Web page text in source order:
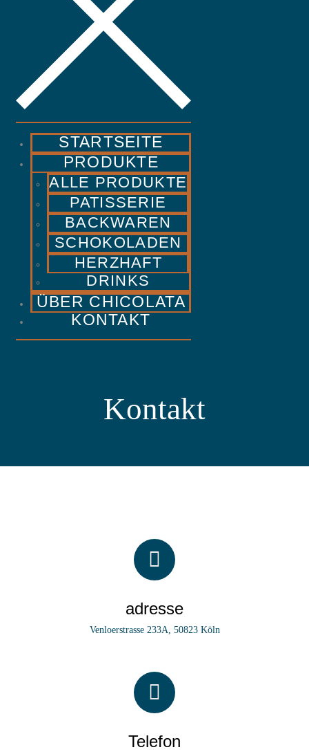
STARTSEITE
PRODUKTE
ALLE PRODUKTE
PATISSERIE
BACKWAREN
SCHOKOLADEN
HERZHAFT
DRINKS
ÜBER CHICOLATA
KONTAKT
Kontakt
adresse
Venloerstrasse 233A, 50823 Köln
Telefon